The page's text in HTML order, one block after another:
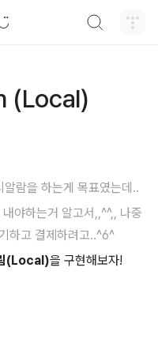
(Local)
람을 하는게 목표였는데..
야하는거 알고서,,^^,, 나중
하고 결제하려고..^6^
(Local)을 구현해보자!